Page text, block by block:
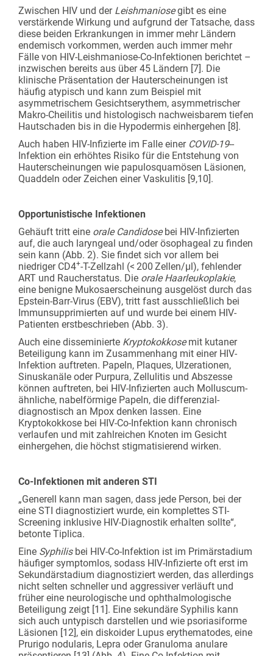
Zwischen HIV und der Leishmaniosegibt es eine
verstärkende Wirkung und aufgrund der Tatsache, dass
diese beiden Erkrankungen in immer mehr Ländern
endemisch vorkommen, werden auch immer mehr
Fälle von HIV-Leishmaniose-Co-Infektionen berichtet –
inzwischen bereits aus über 45 Ländern [7]. Die
klinische Präsentation der Hauterscheinungen ist
häufig atypisch und kann zum Beispiel mit
asymmetrischem Gesichtserythem, asymmetrischer
Makro-Cheilitis und histologisch nachweisbarem tiefen
Hautschaden bis in die Hypodermis einhergehen [8].
Auch haben HIV-Infizierte im Falle einerCOVID-19-­
Infektion ein erhöhtes Risiko für die Entstehung von
Hauterscheinungen wie papulosquamösen Läsionen,
Quaddeln oder Zeichen einer Vaskulitis [9,10].
Opportunistische Infektionen
Gehäuft tritt eine orale Candidosebei HIV-Infizierten
auf, die auch laryngeal und/oder ösophageal zu finden
sein kann (Abb. 2). Sie findet sich vor allem bei
niedriger CD4+-T-Zellzahl (< 200 Zellen/μl), fehlender
ART und Raucherstatus. Die orale Haarleukoplakie,
eine benigne Mukosaerscheinung ausgelöst durch das
Epstein-Barr-Virus (EBV), tritt fast ausschließlich bei
Immunsupprimierten auf und wurde bei einem HIV-
Patienten erstbeschrieben (Abb. 3).
Auch eine disseminierte Kryptokokkosemit kutaner
Beteiligung kann im Zusammenhang mit einer HIV-
Infektion auftreten. Papeln, Plaques, Ulzerationen,
Sinuskanäle oder Purpura, Zellulitis und Abszesse
können auftreten, bei HIV-Infizierten auch Mollus­cum-
ähnliche, nabelförmige Papeln, die differenzial­
diagnostisch an Mpox denken lassen. Eine
Kryptokokkose bei HIV-Co-Infektion kann chronisch
verlaufen und mit zahlreichen Knoten im Gesicht
einhergehen, die höchst stigmatisierend wirken.
Co-Infektionen mit anderen STI
„Generell kann man sagen, dass jede Person, bei der
eine STI diagnostiziert wurde, ein komplettes STI-
Screening inklusive HIV-Diagnostik erhalten sollte“,
betonte Tiplica.
Eine Syphilis bei HIV-Co-Infektion ist im Primärstadium
häufiger symptomlos, sodass HIV-Infizierte oft erst im
Sekundärstadium diagnostiziert werden, das allerdings
nicht selten schneller und aggressiver verläuft und
früher eine neurologische und ophthalmologische
Beteiligung zeigt [11]. Eine sekundäre Syphilis kann
sich auch untypisch darstellen und wie psoriasiforme
Läsionen [12], ein diskoider Lupus erythematodes, eine
Prurigo nodularis, Lepra oder Granuloma anulare